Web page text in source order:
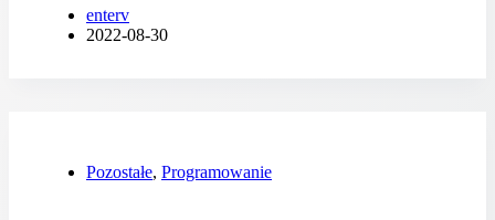
enterv
2022-08-30
Pozostałe, Programowanie